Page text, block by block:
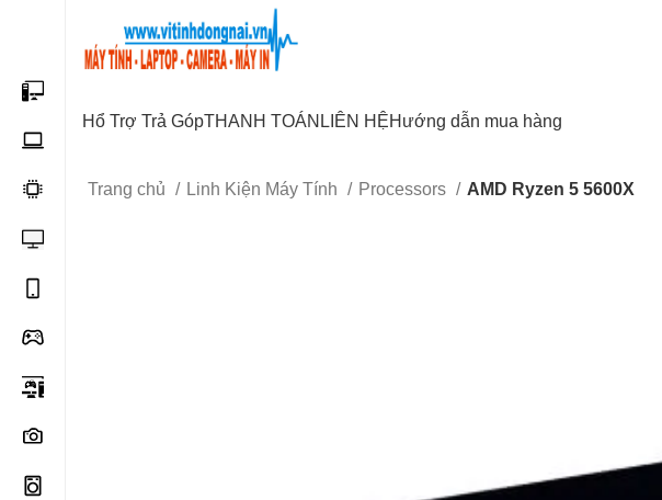
Hổ Trợ Trả GópTHANH TOÁN LIÊN HỆHướng dẫn mua hàng
Trang chủ Linh Kiện Máy Tính Processors AMD Ryzen 5 5600X
Start typing to see posts you are looking for.